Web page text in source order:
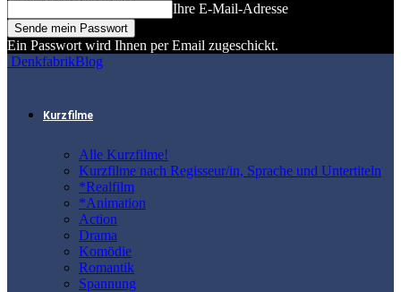
Ihre E-Mail-Adresse
Ein Passwort wird Ihnen per Email zugeschickt.
DenkfabrikBlog
Kurzfilme
Alle Kurzfilme!
Kurzfilme nach Regisseur/in, Sprache und Untertiteln
*Realfilm
*Animation
Action
Drama
Komödie
Romantik
Spannung